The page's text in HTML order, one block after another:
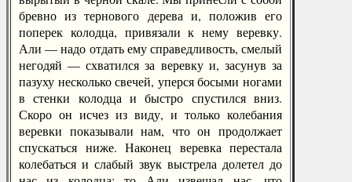
бревно из тернового дерева и, положив его
поперек колодца, привязали к нему веревку.
Али — надо отдать ему справедливость, смелый
негодяй — схватился за веревку и, засунув за
пазуху несколько свечей, уперся босыми ногами
в стенки колодца и быстро спустился вниз.
Скоро он исчез из виду, и только колебания
веревки показывали нам, что он продолжает
спускаться ниже. Наконец веревка перестала
колебаться и слабый звук выстрела долетел до